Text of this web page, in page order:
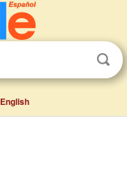
English